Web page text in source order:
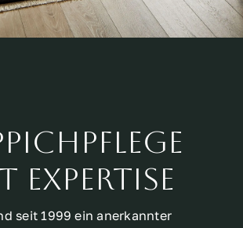
Expertise
seit 1999 ein anerkannter